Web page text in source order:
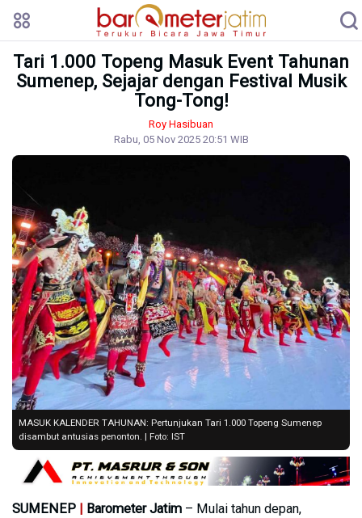
Tari 1.000 Topeng Masuk Event Tahunan
Sumenep, Sejajar dengan Festival Musik
Tong-Tong!
Roy Hasibuan
Rabu, 05 Nov 2025 20:51 WIB
MASUK KALENDER TAHUNAN: Pertunjukan Tari 1.000 Topeng Sumenep
disambut antusias penonton. | Foto: IST
SUMENEP | Barometer Jatim – Mulai tahun depan,